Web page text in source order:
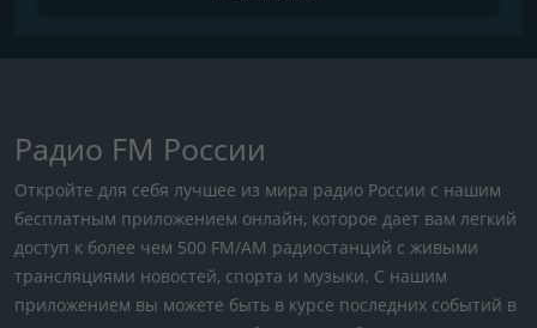
Радио FM России
Откройте для себя лучшее из мира радио России с нашим
бесплатным приложением онлайн, которое дает вам легкий
доступ к более чем 500 FM/AM радиостанций с живыми
трансляциями новостей, спорта и музыки. С нашим
приложением вы можете быть в курсе последних событий в